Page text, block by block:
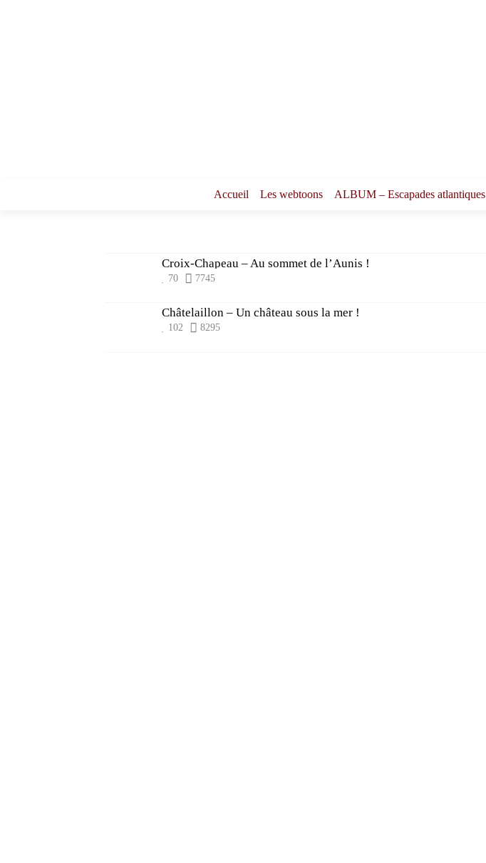
Accueil Les webtoons ALBUM – Escapades atlantiques
Croix-Chapeau – Au sommet de l’Aunis !
70 7745
Châtelaillon – Un château sous la mer !
102 8295